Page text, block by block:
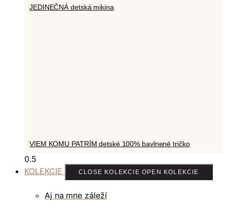
JEDINEČNÁ detská mikina
VIEM KOMU PATRÍM detské 100% bavlnené tričko
KOLEKCIE CLOSE KOLEKCIE OPEN KOLEKCIE
Aj na mne záleží